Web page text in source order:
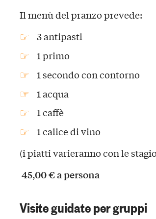
Il menù del pranzo prevede:
3 antipasti
1 primo
1 secondo con contorno
1 acqua
1 caffè
1 calice di vino
(i piatti varieranno con le
45,00 € a persona
Visite guidate per gruppi